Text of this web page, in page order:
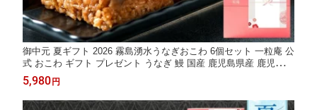
御中元 夏ギフト 2026 霧島湧水うなぎおこわ 6個セット 一粒庵 公
式 おこわ ギフト プレゼント うなぎ 鰻 国産 鹿児島県産 鹿児島
おこわ うなぎおこわ 季節の贈り物 土用の丑の日 丑の日 誕生日
誕生日プレゼント 御礼 お礼 御祝 お祝い 御祝 内祝い 内祝 御見舞
寸志 志
5,980 円